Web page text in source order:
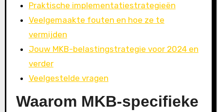
Praktische implementatiestrategieën
Veelgemaakte fouten en hoe ze te
vermijden
Jouw MKB-belastingstrategie voor 2024 en
verder
Veelgestelde vragen
Waarom MKB-specifieke